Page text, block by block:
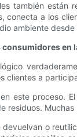
también están
conecta a los
ambiente
en
clientes a
este proceso.
residuos.
o